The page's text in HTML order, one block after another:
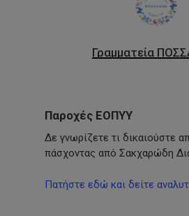
Γραμματεία
Παροχές ΕΟΠΥΥ
Δε γνωρίζετε τι δικαιούστε
πάσχοντας από Σακχαρώδη
Πατήστε εδώ και δείτε